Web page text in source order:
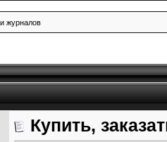
журналов
Купить,